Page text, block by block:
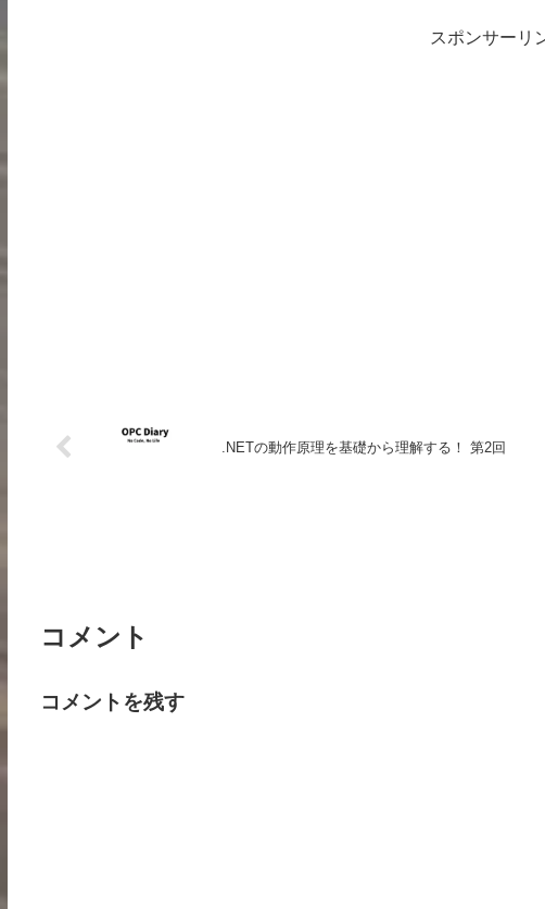
スポンサーリ
.NETの動作原理を基礎から理解する！ 第2回
コメント
コメントを残す